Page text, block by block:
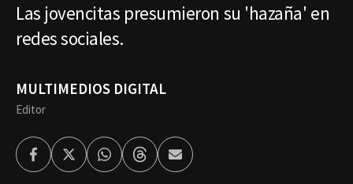
Las jovencitas presumieron su 'hazaña' en
redes sociales.
MULTIMEDIOS DIGITAL
Editor
FacebookTwitterWhatsappThreadsEnviar
por